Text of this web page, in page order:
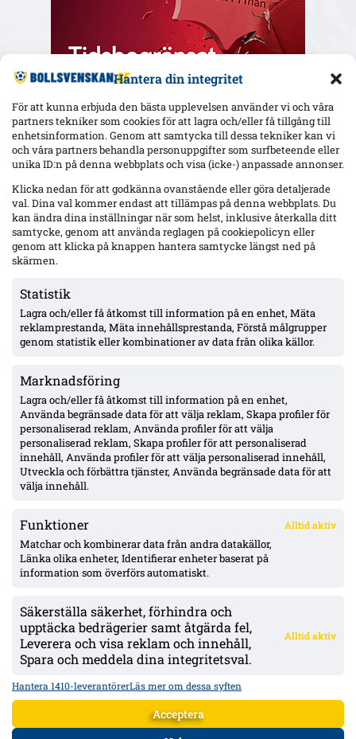
Hantera din integritet
För att kunna erbjuda den bästa upplevelsen använder vi och våra
partners tekniker som cookies för att lagra och/eller få tillgång till
enhetsinformation. Genom att samtycka till dessa tekniker kan vi
och våra partners behandla personuppgifter som surfbeteende eller
unika ID:n på denna webbplats och visa (icke-) anpassade annonser.
Klicka nedan för att godkänna ovanstående eller göra detaljerade
val. Dina val kommer endast att tillämpas på denna webbplats. Du
kan ändra dina inställningar när som helst, inklusive återkalla ditt
samtycke, genom att använda reglagen på cookiepolicyn eller
genom att klicka på knappen hantera samtycke längst ned på
skärmen.
Statistik
Lagra och/eller få åtkomst till information på en enhet, Mäta
reklamprestanda, Mäta innehållsprestanda, Förstå målgrupper
genom statistik eller kombinationer av data från olika källor.
Marknadsföring
Lagra och/eller få åtkomst till information på en enhet,
Använda begränsade data för att välja reklam, Skapa profiler för
personaliserad reklam, Använda profiler för att välja
personaliserad reklam, Skapa profiler för att personaliserad
innehåll, Använda profiler för att välja personaliserad innehåll,
Utveckla och förbättra tjänster, Använda begränsade data för att
välja innehåll.
Funktioner Alltid aktiv
Matchar och kombinerar data från andra datakällor,
Länka olika enheter, Identifierar enheter baserat på
information som överförs automatiskt.
Säkerställa säkerhet, förhindra och
upptäcka bedrägerier samt åtgärda fel,
Leverera och visa reklam och innehåll,
Spara och meddela dina integritetsval.
Alltid aktiv
Hantera 1410-leverantörerLäs mer om dessa syften
Acceptera
Senaste
varnar: ”Mjällbys styrka är kollektivet”
AIK utan 13 spelare mot Örgryte – Hove avstängd, Ellingsen
MFF:s Anton Höög med tre raka starter – Helstrup:
framtidsroll som åtta, kontrakt till 2030
Pihlström två mål på två matcher – Luganos plan för år två ger
effekt
Uppgifter: Erzurumspor lägger lånebud på Ibrahim Diabaté –
GAIS-anfallaren under kontrakt till 2028
ÖVERSIKT
Nyheter & Reportage
Spelarbetyg
KONTAKT
kontakt@bollsvenskan.se
redaktionen@bollsvenskan.se
jobb@bollsvenskan.se
ÖVRIGT
Annonsera